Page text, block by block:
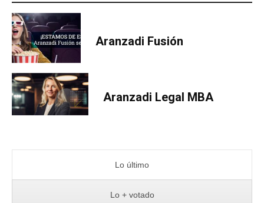
Aranzadi Fusión
Aranzadi Legal MBA
Lo último
Lo + votado